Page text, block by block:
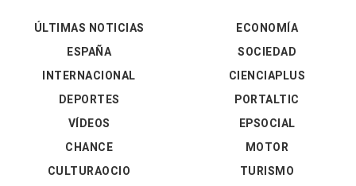
ÚLTIMAS NOTICIAS
ESPAÑA
INTERNACIONAL
DEPORTES
VÍDEOS
ECONOMÍA
SOCIEDAD
CIENCIAPLUS
PORTALTIC
EPSOCIAL
CHANCE
CULTURAOCIO
MOTOR
TURISMO